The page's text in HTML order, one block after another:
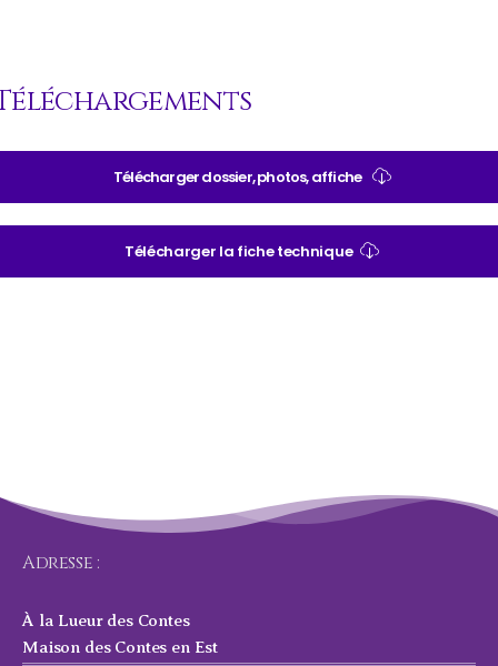
Télécharger dossier, photos, affiche
Télécharger la fiche technique
Adresse :
À la Lueur des Contes
Maison des Contes en Est